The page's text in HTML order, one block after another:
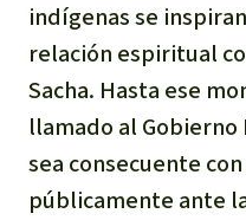
indígenas se
relación espiritual
Sacha. Hasta ese
llamado al
sea consecuente
públicamente ante